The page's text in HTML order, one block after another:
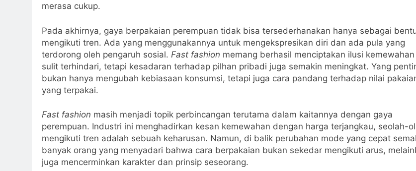
merasa cukup.
Pada akhirnya, gaya berpakaian perempuan tidak bisa tersederhanakan hanya sebagai
mengikuti tren. Ada yang menggunakannya untuk mengekspresikan diri dan ada pula yang
terdorong oleh pengaruh sosial. Fast fashion memang berhasil menciptakan ilusi kemewahan
sulit terhindari, tetapi kesadaran terhadap pilhan pribadi juga semakin meningkat. Yang
bukan hanya mengubah kebiasaan konsumsi, tetapi juga cara pandang terhadap nilai
yang terpakai.
Fast fashion masih menjadi topik perbincangan terutama dalam kaitannya dengan gaya
perempuan. Industri ini menghadirkan kesan kemewahan dengan harga terjangkau, seolah-
mengikuti tren adalah sebuah keharusan. Namun, di balik perubahan mode yang cepat
banyak orang yang menyadari bahwa cara berpakaian bukan sekedar mengikuti arus,
juga mencerminkan karakter dan prinsip seseorang.